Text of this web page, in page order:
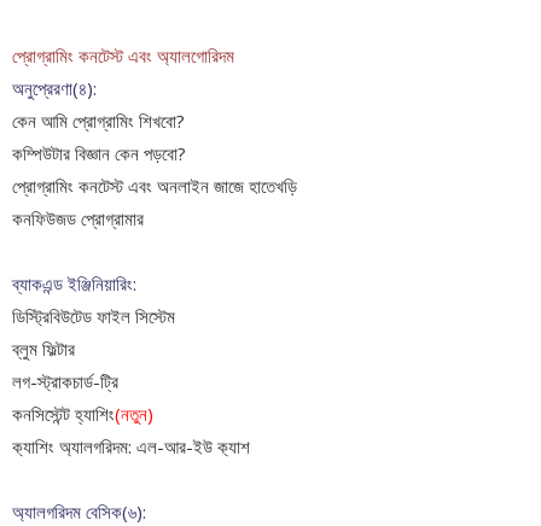
প্রোগ্রামিং কনটেস্ট এবং অ‍্যালগোরিদম
অনুপ্রেরণা(৪):
কেন আমি প্রোগ্রামিং শিখবো?
কম্পিউটার বিজ্ঞান কেন পড়বো?
প্রোগ্রামিং কনটেস্ট এবং অনলাইন জাজে হাতেখড়ি
কনফিউজড প্রোগ্রামার
ব্যাকএন্ড ইঞ্জিনিয়ারিং:
ডিস্ট্রিবিউটেড ফাইল সিস্টেম
ব্লুম ফিল্টার
লগ-স্ট্রাকচার্ড-ট্রি
কনসিস্টেন্ট হ্যাশিং(নতুন)
ক‍্যাশিং অ‍্যালগরিদম: এল-আর-ইউ ক‍্যাশ
অ্যালগরিদম বেসিক(৬):